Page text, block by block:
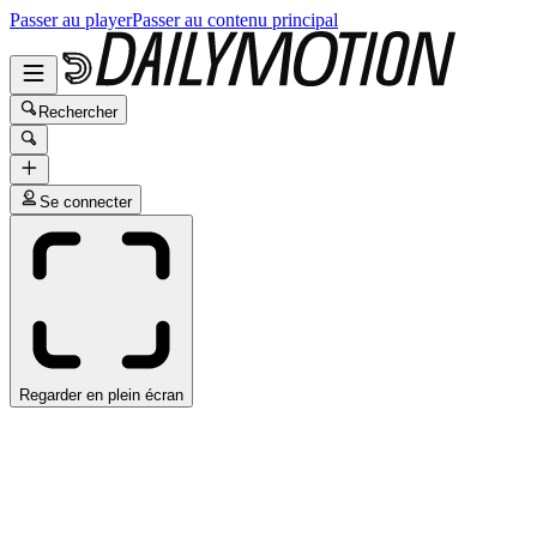
Passer au playerPasser au contenu principal
Rechercher
Se connecter
Regarder en plein écran